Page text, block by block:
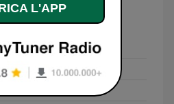
Online
L'APP